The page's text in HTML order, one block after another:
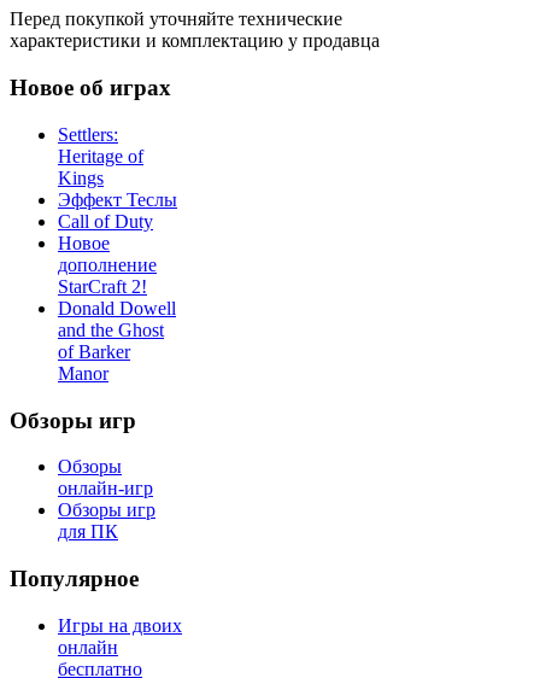
Перед покупкой уточняйте технические
характеристики и комплектацию у продавца
Новое об играх
Settlers:
Heritage of
Kings
Эффект Теслы
Call of Duty
Новое
дополнение
StarCraft 2!
Donald Dowell
and the Ghost
of Barker
Manor
Обзоры игр
Обзоры
онлайн-игр
Обзоры игр
для ПК
Популярное
Игры на двоих
онлайн
бесплатно